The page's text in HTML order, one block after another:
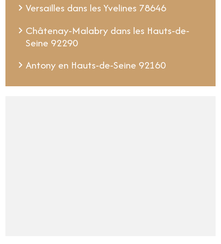
Versailles dans les Yvelines 78646
Châtenay-Malabry dans les Hauts-de-
Seine 92290
Antony en Hauts-de-Seine 92160